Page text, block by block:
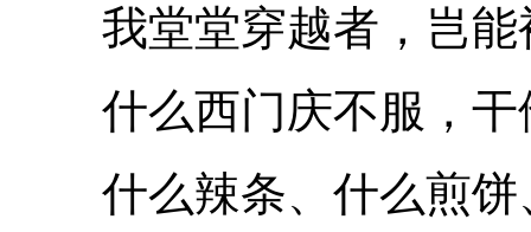
我堂堂穿越者，岂能
什么西门庆不服，干
什么辣条、什么煎饼